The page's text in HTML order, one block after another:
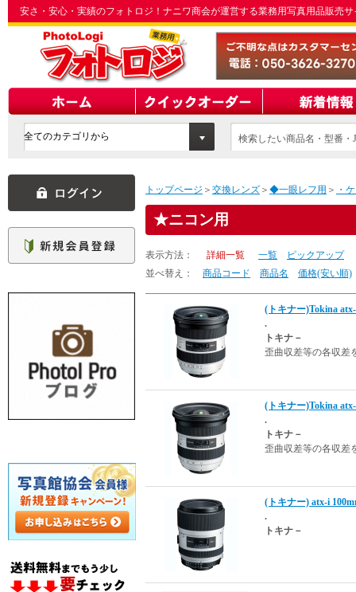
安さ・安心・実績のフォトロジ！ナニワ商会が運営する業務用写真用品販売
検索したい商品名・型番
トップページ ＞ 交換レンズ ＞ ◆一眼レフ用 ＞ ・
ニコン用
表示方法： 詳細一覧 一覧
ピックアップ
並べ替え：
商品コード 商品名 価格(安い順)
(トキナー)Tokina
.
トキナ－
歪曲収差等の各収差
(トキナー)Tokina
.
トキナ－
歪曲収差等の各収差
(トキナー) atx-i
.
トキナ－